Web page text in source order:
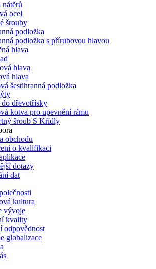
ocel
šrouby
podložka
podložka s přírubovou hlavou
hlava
hlava
hlava
šestihranná podložka
do dřevotřísky
kotva pro upevnění rámu
šroub S Křídly
obchodu
o kvalifikaci
dotazy
dat
kultura
vývoje
kvality
odpovědnost
globalizace